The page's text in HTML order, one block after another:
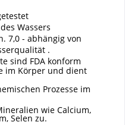
Wassers
7,0 - abhängig von
.
sind FDA konform
im Körper und dient
Prozesse im
wie Calcium,
Selen zu.